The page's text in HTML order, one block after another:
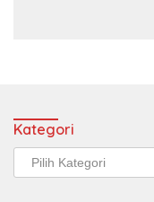
Kategori
Kategori